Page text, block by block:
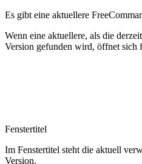
Es gibt eine aktuellere
Wenn eine aktuellere, als die
Version gefunden wird, öffnet sich
Fenstertitel
Im Fenstertitel steht die aktuell
Version.